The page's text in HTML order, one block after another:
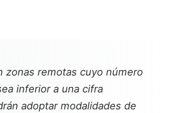
zonas remotas cuyo número
inferior a una cifra
adoptar modalidades de